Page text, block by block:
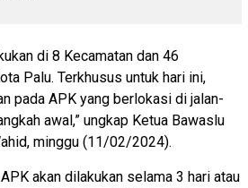
di 8 Kecamatan dan 46
Palu. Terkhusus untuk hari ini,
pada APK yang berlokasi di jalan-
awal,” ungkap Ketua Bawaslu
minggu (11/02/2024).
akan dilakukan selama 3 hari atau